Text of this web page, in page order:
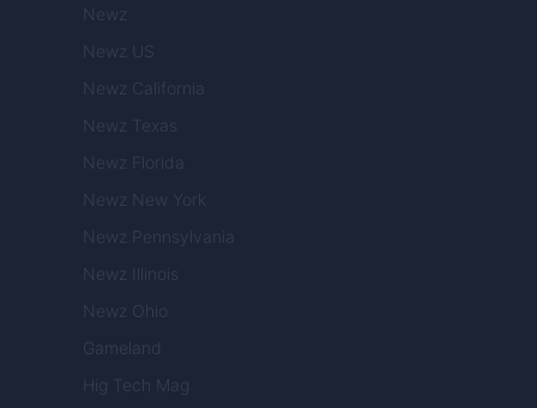
Newz
Newz US
Newz California
Newz Texas
Newz Florida
Newz New York
Newz Pennsylvania
Newz Illinois
Newz Ohio
Gameland
Hig Tech Mag